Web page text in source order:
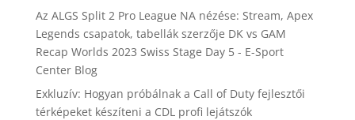
Az ALGS Split 2 Pro League NA nézése: Stream, Apex
Legends csapatok, tabellákszerzője DK vs GAM
Recap Worlds 2023 Swiss Stage Day 5 - E-Sport
Center Blog
Exkluzív: Hogyan próbálnak a Call of Duty fejlesztői
térképeket készíteni a CDL profi lejátszók